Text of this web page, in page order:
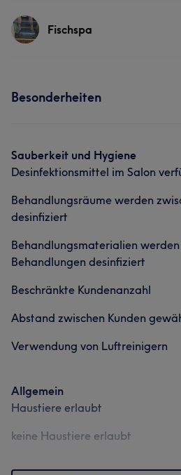
Services
Was unsere Kunden über An
Talentiert 6
Fischspa
Besonderheiten
Sauberkeit und Hygiene
Desinfektionsmittel im Salon
Behandlungsräume werden
desinfiziert
Behandlungsmaterialien werden
Behandlungen desinfiziert
Beschränkte Kundenanzahl
Abstand zwischen Kunden
Verwendung von Luftreinigern
Allgemein
Haustiere erlaubt
keine Haustiere erlaubt